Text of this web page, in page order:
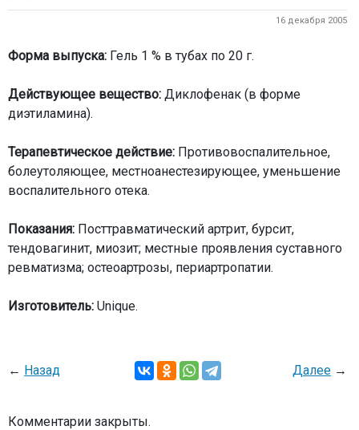
16 декабря 2005
Форма выпуска: Гель 1 % в тубах по 20 г.
Действующее вещество: Диклофенак (в форме
диэтиламина).
Терапевтическое действие: Противовоспалительное,
болеутоляющее, местноанестезирующее, уменьшение
воспалительного отека.
Показания: Посттравматический артрит, бурсит,
тендовагинит, миозит; местные проявления суставного
ревматизма; остеоартрозы, периартропатии.
Изготовитель: Unique.
← Назад Далее →
Комментарии закрыты.